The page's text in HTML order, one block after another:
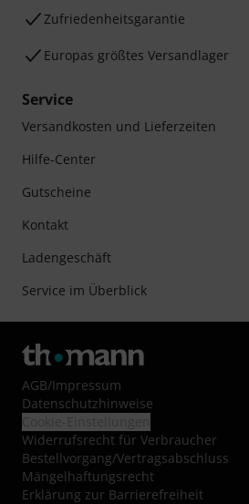
Zufriedenheitsgarantie
Europas größtes Versandlager
Service
Versandkosten und Lieferzeiten
Hilfe-Center
Gutscheine
Kontakt
Ladengeschäft
Service im Überblick
AGB/Impressum
Datenschutzhinweise
Widerrufsrecht für Verbraucher
Bestellvorgang/Vertragsabschluss
Mängelhaftungsrecht
Erklärung zur Barrierefreiheit